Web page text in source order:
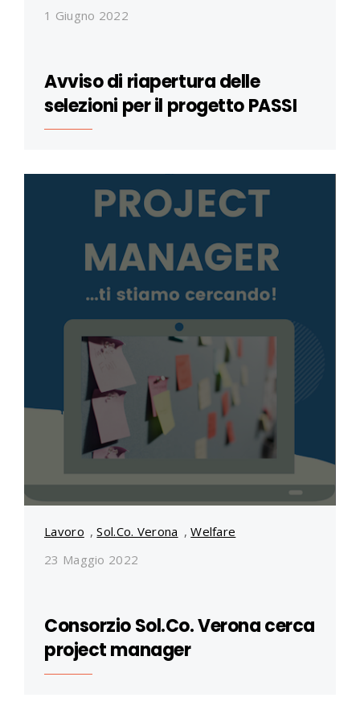
1 Giugno 2022
Avviso di riapertura delle
selezioni per il progetto PASSI
Lavoro ,Sol.Co. Verona ,Welfare
23 Maggio 2022
Consorzio Sol.Co. Verona cerca
project manager